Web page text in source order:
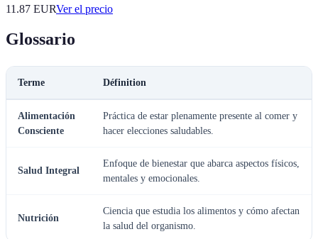
11.87 EURVer el precio
Glossario
Terme Définition
Alimentación
Consciente
Práctica de estar plenamente presente al comer y
hacer elecciones saludables.
Salud Integral
Enfoque de bienestar que abarca aspectos físicos,
mentales y emocionales.
Nutrición
Ciencia que estudia los alimentos y cómo afectan
la salud del organismo.